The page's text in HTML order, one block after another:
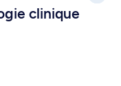
clinique